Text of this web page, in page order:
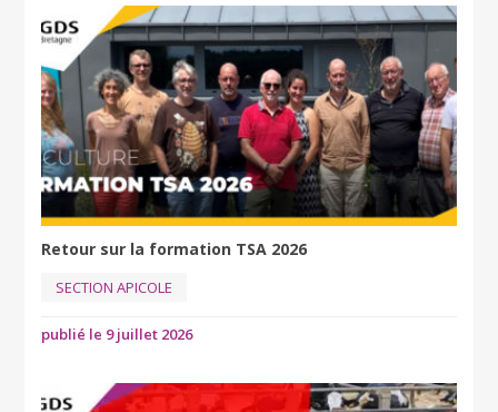
Retour sur la formation TSA 2026
SECTION APICOLE
publié le 9 juillet 2026